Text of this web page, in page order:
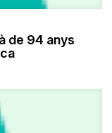
de 94 anys